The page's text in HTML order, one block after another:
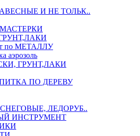
И НЕ ТОЛЬК..
по МЕТАЛЛУ
аэрозоль
ГРУНТ,ЛАКИ
ПО ДЕРЕВУ
ЛЕДОРУБ..
ИНСТРУМЕНТ